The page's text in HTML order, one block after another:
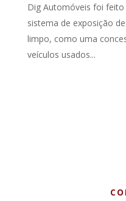
Dig Automóveis foi
sistema de exposição
limpo, como uma
veículos usados...